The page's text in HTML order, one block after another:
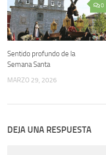
0
Sentido profundo de la
Semana Santa
MARZO 29, 2026
DEJA UNA RESPUESTA